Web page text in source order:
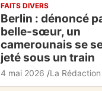
FAITS DIVERS
Berlin : dénoncé
belle-sœur, un
camerounais se
jeté sous un train
4 mai 2026 La Rédaction